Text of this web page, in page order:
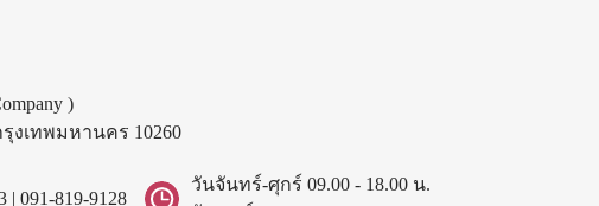
)
งเทพมหานคร 10260
| 091-819-9128
วันจันทร์-ศุกร์ 09.00 - 18.00 น.